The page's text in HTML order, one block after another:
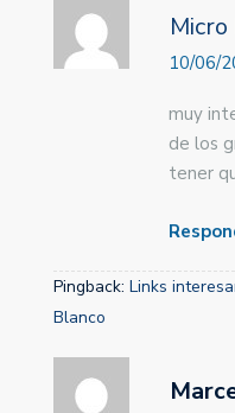
10/06/
muy
de los
tener
Pingback: Links
Blanco